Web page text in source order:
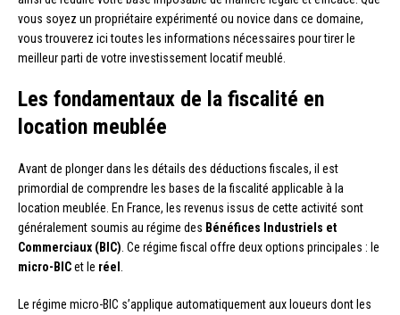
vous soyez un propriétaire expérimenté ou novice dans ce domaine,
vous trouverez ici toutes les informations nécessaires pour tirer le
meilleur parti de votre investissement locatif meublé.
Les fondamentaux de la fiscalité en
location meublée
Avant de plonger dans les détails des déductions fiscales, il est
primordial de comprendre les bases de la fiscalité applicable à la
location meublée. En France, les revenus issus de cette activité sont
généralement soumis au régime des Bénéfices Industriels et
Commerciaux (BIC) . Ce régime fiscal offre deux options principales : le
micro-BICet le réel
Le régime micro-BIC s’applique automatiquement aux loueurs dont les